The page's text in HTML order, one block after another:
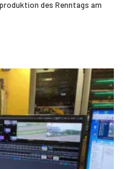
des Renntags am